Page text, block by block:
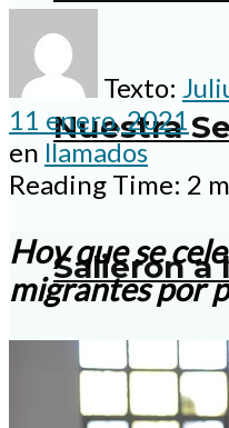
Nuestra
Salieron a
Texto:
11 enero, 2021
en llamados
Reading Time: 2
Hoy que se
migrantes por